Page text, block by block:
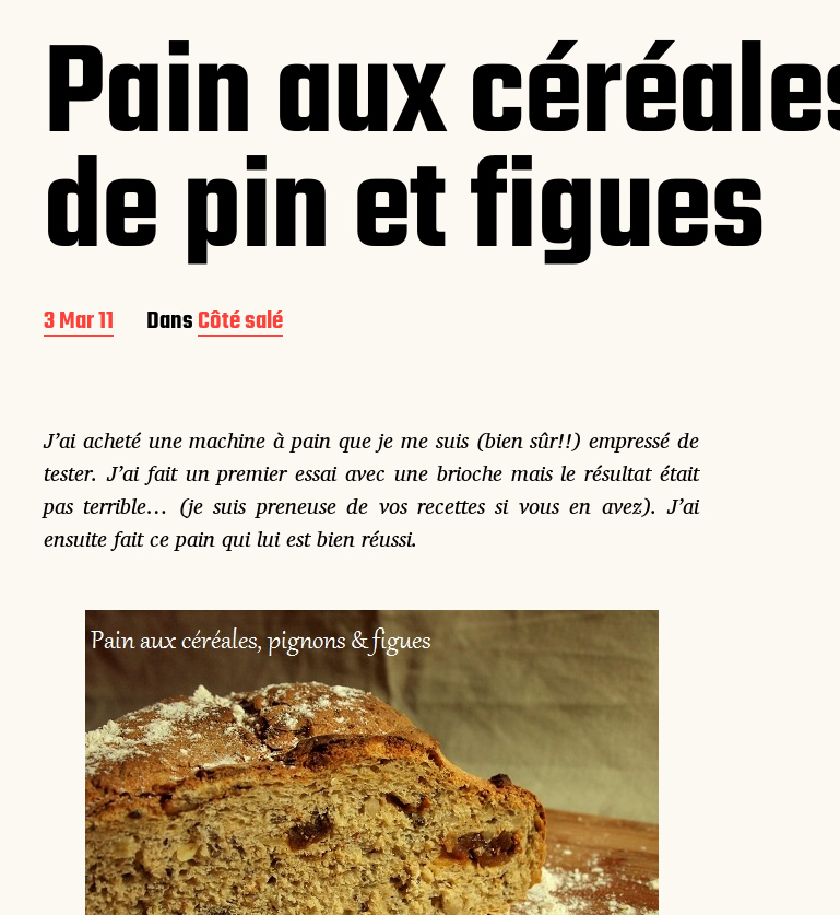
Pain aux
de pin et figues
D
a
e
p
u
b
l
3 Mar 11 DansCôté salé
J’ai acheté une machine à pain que je me suis (bien sûr!!) empressé de
tester. J’ai fait un premier essai avec une brioche mais le résultat était
pas terrible… (je suis preneuse de vos recettes si vous en avez). J’ai
ensuite fait ce pain qui lui est bien réussi.